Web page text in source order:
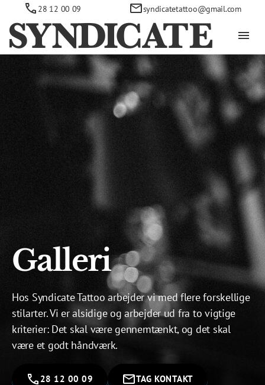
28 12 00 09 syndicatetattoo@gmail.com
Galleri
Hos Syndicate Tattoo arbejder vi med flere forskellige
stilarter. Vi er alsidige og arbejder ud fra to vigtige
kriterier: Det skal være gennemtænkt, og det skal
være et godt håndværk.
28 12 00 09 TAG KONTAKT